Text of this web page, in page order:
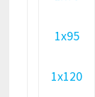
1х95
1х120